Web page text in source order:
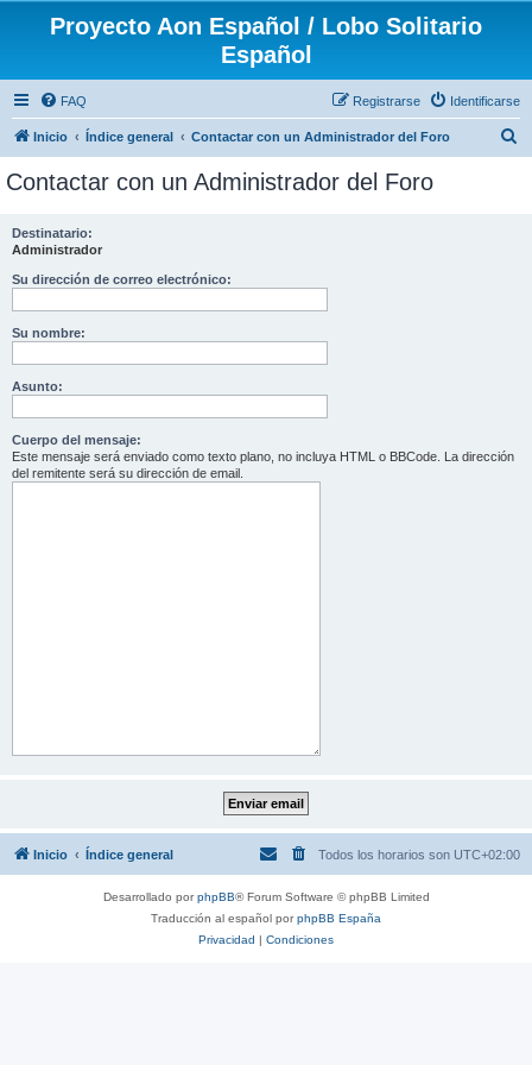
Proyecto Aon Español / Lobo Solitario
Español
FAQ Identificarse
Registrarse
Inicio Índice general Contactar con un Administrador del Foro
Contactar con un Administrador del Foro
Destinatario:
Administrador
Su dirección de correo electrónico:
Su nombre:
Asunto:
Cuerpo del mensaje:
Este mensaje será enviado como texto plano, no incluya HTML o BBCode. La dirección
del remitente será su dirección de email.
Inicio Índice general Todos los horarios son UTC+02:00
Desarrollado porphpBB® Forum Software © phpBB Limited
Traducción al español porphpBB España
Privacidad | Condiciones